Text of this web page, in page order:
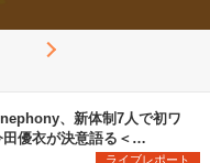
、新体制7人で初ワ
優衣が決意語る＜
Live はじまりの夏
ライブレポート